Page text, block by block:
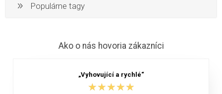
Populárne tagy
Ako o nás hovoria zákazníci
„Vyhovující a rychlé“
★★★★★
★★★★★